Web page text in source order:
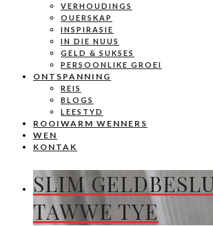
VERHOUDINGS
OUERSKAP
INSPIRASIE
IN DIE NUUS
GELD & SUKSES
PERSOONLIKE GROEI
ONTSPANNING
REIS
BLOGS
LEESTYD
ROOIWARM WENNERS
WEN
KONTAK
SLIM
TAWWE TYE